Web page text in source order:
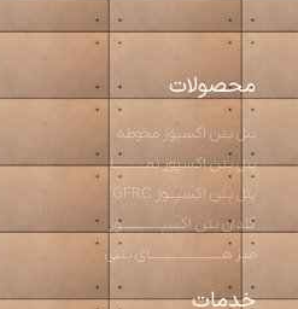
محصولات
پنل بتن اکسپوز محوطه
پنل بتن اکسپوز نمـــــــــا
پنل بتن اکسپــوز GFRC
گلدان بتن اکسپـــــــــــوز
میز هــــــــــــــــــــای بتنی
خدمات